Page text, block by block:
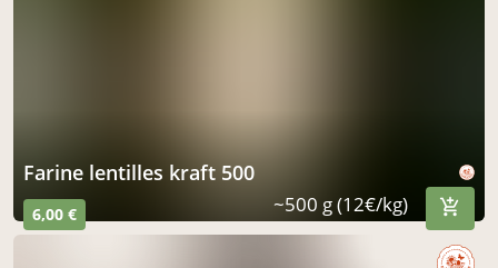
farine lentilles kraft 500
6,00 € ~500 g (12€/kg)